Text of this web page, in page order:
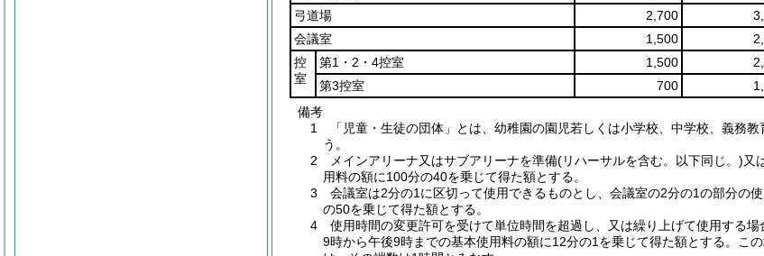
弓道場
2,700
会議室
1,500
控
室
第1・2・4控室 1,500
第3控室
700
備考
1 「児童・生徒の団体」とは、幼稚園の園児若しくは小学校、中学校、義務
う。
2 メインアリーナ又はサブアリーナを準備(リハーサルを含む。以下同じ。)又
用料の額に100分の40を乗じて得た額とする。
3 会議室は2分の1に区切って使用できるものとし、会議室の2分の1の部分の
の50を乗じて得た額とする。
4 使用時間の変更許可を受けて単位時間を超過し、又は繰り上げて使用する
9時から午後9時までの基本使用料の額に12分の1を乗じて得た額とする。こ